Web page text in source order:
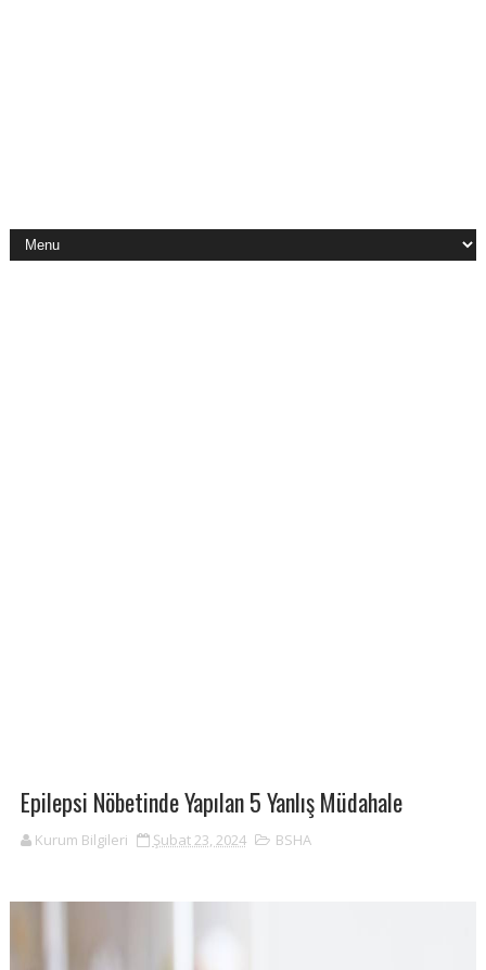
Epilepsi Nöbetinde Yapılan 5 Yanlış Müdahale
Kurum Bilgileri Şubat 23, 2024 BSHA